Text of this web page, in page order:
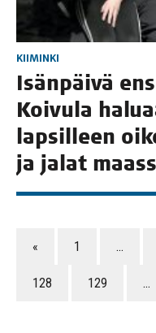
KIIMINKI
Isän­päi­vä
Koi­vu­la
lap­sil­leen
ja jalat
« 1 …
128 129 …